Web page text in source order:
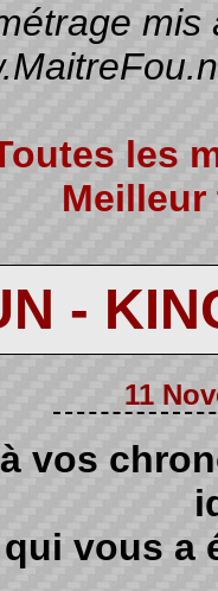
mis
les
-
11
vos
vous